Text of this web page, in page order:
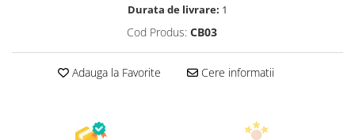
Durata de livrare: 1
Cod Produs: CB03
Adauga la Favorite Cere informatii